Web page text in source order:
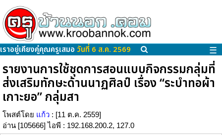
เราอยู่เคียงคู่คุณครูเสมอ วันที่ 6 ส.ค. 2569 ☰
รายงานการใช้ชุดการสอนแบบกิจกรรมกลุ่มที่
ส่งเสริมทักษะด้านนาฏศิลป์ เรื่อง “ระบำทอผ้า
เกาะยอ” กลุ่มสา
โพสต์โดย แก้ว : [11 ต.ค. 2559]
อ่าน [105666] ไอพี : 192.168.200.2, 127.0